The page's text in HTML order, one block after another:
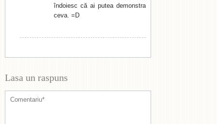
îndoiesc că ai putea demonstra
ceva. =D
Lasa un raspuns